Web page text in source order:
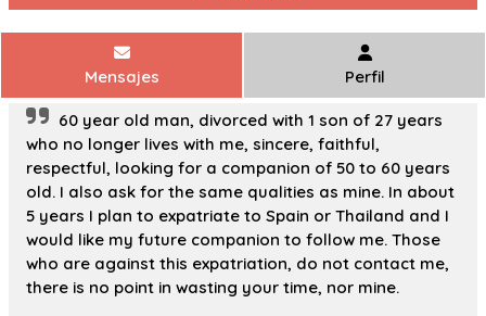
Mensajes Perfil
60 year old man, divorced with 1 son of 27 years
who no longer lives with me, sincere, faithful,
respectful, looking for a companion of 50 to 60 years
old. I also ask for the same qualities as mine. In about
5 years I plan to expatriate to Spain or Thailand and I
would like my future companion to follow me. Those
who are against this expatriation, do not contact me,
there is no point in wasting your time, nor mine.